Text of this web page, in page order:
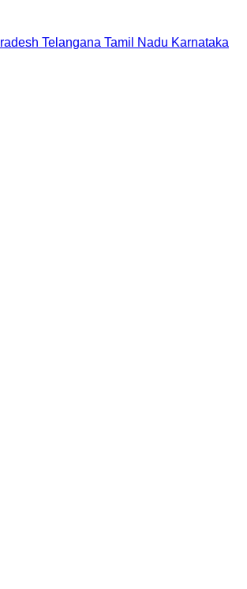
Telangana Tamil Nadu Karnataka